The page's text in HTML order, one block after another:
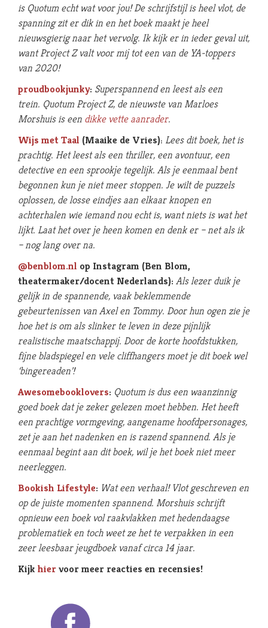
is Quotum echt wat voor jou! De schrijfstijl is heel vlot, de
spanning zit er dik in en het boek maakt je heel
nieuwsgierig naar het vervolg. Ik kijk er in ieder geval uit,
want Project Z valt voor mij tot een van de YA-toppers
van 2020!
proudbookjunky: Superspannend en leest als een
trein. Quotum Project Z, de nieuwste van Marloes
Morshuis iseen dikke vette aanrader.
Wijs met Taal (Maaike de Vries): Lees dit boek, het is
prachtig. Het leest als een thriller, een avontuur, een
detective en een sprookje tegelijk. Als je eenmaal bent
begonnen kun je niet meer stoppen. Je wilt de puzzels
oplossen, de losse eindjes aan elkaar knopen en
achterhalen wie iemand nou echt is, want niets is wat het
lijkt. Laat het over je heen komen en denk er – net als ik
– nog lang over na.
@benblom.nl op Instagram (Ben Blom,
theatermaker/docent Nederlands): Als lezer duik je
gelijk in de spannende, vaak beklemmende
gebeurtenissen van Axel en Tommy. Door hun ogen zie je
hoe het is om als slinker te leven in deze pijnlijk
realistische maatschappij. Door de korte hoofdstukken,
fijne bladspiegel en vele cliffhangers moet je dit boek wel
‘bingereaden’!
Awesomebooklovers: Quotumis dus een waanzinnig
goed boek dat je zeker gelezen moet hebben. Het heeft
een prachtige vormgeving, aangename hoofdpersonages,
zet je aan het nadenken en is razend spannend. Als je
eenmaal begint aan dit boek, wil je het boek niet meer
neerleggen.
Bookish Lifestyle: Wat een verhaal! Vlot geschreven en
op de juiste momenten spannend. Morshuis schrijft
opnieuw een boek vol raakvlakken met hedendaagse
problematiek en toch weet ze het te verpakken in een
zeer leesbaar jeugdboek vanaf circa 14 jaar.
Kijk hiervoor meer reacties en recensies!